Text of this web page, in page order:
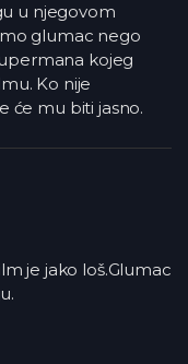
u njegovom
glumac nego
kojeg
Ko nije
će mu biti jasno.
je jako loš.Glumac